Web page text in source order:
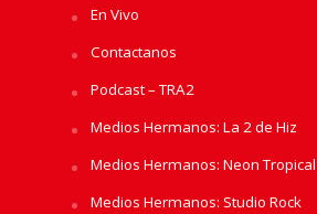
En Vivo
Contactanos
Podcast – TRA2
Medios Hermanos: La 2 de Hiz
Medios Hermanos: Neon
Medios Hermanos: Studio Rock